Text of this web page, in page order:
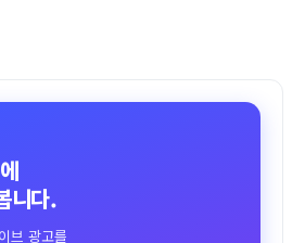
니다.
브 광고를